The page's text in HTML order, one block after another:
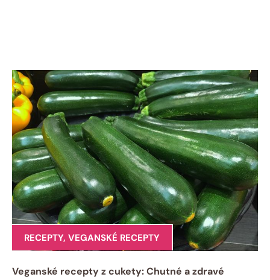
RECEPTY, VEGANSKÉ RECEPTY
Veganské recepty z cukety: Chutné a zdravé